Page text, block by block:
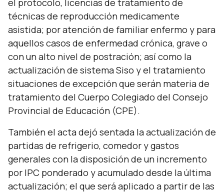
el protocolo, licencias de tratamiento de
técnicas de reproducción medicamente
asistida; por atención de familiar enfermo y para
aquellos casos de enfermedad crónica, grave o
con un alto nivel de postración; así como la
actualización de sistema Siso y el tratamiento
situaciones de excepción que serán materia de
tratamiento del Cuerpo Colegiado del Consejo
Provincial de Educación (CPE).
También el acta dejó sentada la actualización de
partidas de refrigerio, comedor y gastos
generales con la disposición de un incremento
por IPC ponderado y acumulado desde la última
actualización; el que será aplicado a partir de las